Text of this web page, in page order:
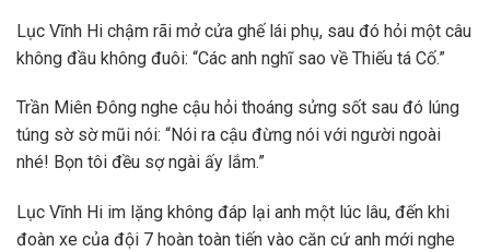
Lục Vĩnh Hi chậm rãi mở cửa ghế lái phụ, sau đó hỏi một câu
không đầu không đuôi: “Các anh nghĩ sao về Thiếu tá Cố.”
Trần Miên Đông nghe cậu hỏi thoáng sửng sốt sau đó lúng
túng sờ sờ mũi nói: “Nói ra cậu đừng nói với người ngoài
nhé! Bọn tôi đều sợ ngài ấy lắm.”
Lục Vĩnh Hi im lặng không đáp lại anh một lúc lâu, đến khi
đoàn xe của đội 7 hoàn toàn tiến vào căn cứ anh mới nghe